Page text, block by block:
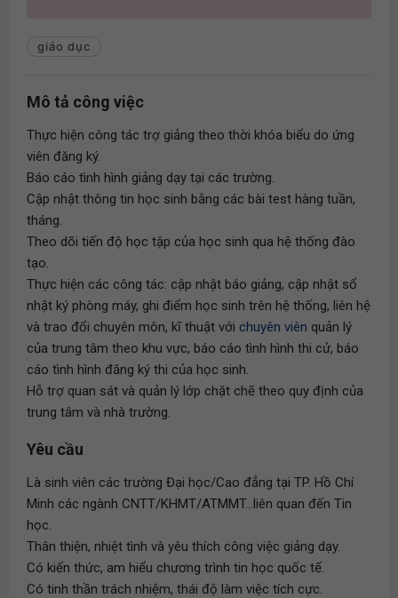
giáo dục
Mô tả công việc
Thực hiện công tác trợ giảng theo thời khóa biểu do ứng
viên đăng ký.
Báo cáo tình hình giảng dạy tại các trường.
Cập nhật thông tin học sinh bằng các bài test hàng tuần,
tháng.
Theo dõi tiến độ học tập của học sinh qua hệ thống đào
tạo.
Thực hiện các công tác: cập nhật báo giảng, cập nhật sổ
nhật ký phòng máy, ghi điểm học sinh trên hệ thống, liên hệ
và trao đổi chuyên môn, kĩ thuật với chuyên viên quản lý
của trung tâm theo khu vực, báo cáo tình hình thi cử, báo
cáo tình hình đăng ký thi của học sinh.
Hỗ trợ quan sát và quản lý lớp chặt chẽ theo quy định của
trung tâm và nhà trường.
Yêu cầu
Là sinh viên các trường Đại học/Cao đẳng tại TP. Hồ Chí
Minh các ngành CNTT/KHMT/ATMMT...liên quan đến Tin
học.
Thân thiện, nhiệt tình và yêu thích công việc giảng dạy.
Có kiến thức, am hiểu chương trình tin học quốc tế.
Có tinh thần trách nhiệm, thái độ làm việc tích cực.